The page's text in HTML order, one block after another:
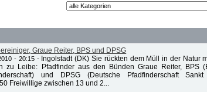
Graue Reiter, BPS und DPSG
- 20:15- Ingolstadt (DK) Sie rückten dem Müll in der Natur
zu Leibe: Pfadfinder aus den Bünden Graue Reiter, BPS
und DPSG (Deutsche Pfadfinderschaft
Freiwillige zwischen 13 und 2...